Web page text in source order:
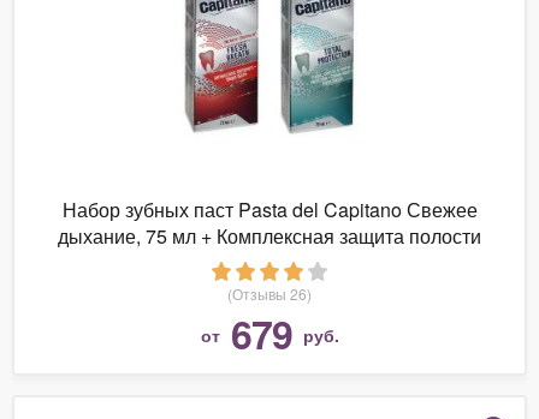
Набор зубных паст Pasta del Capitano Свежее
дыхание, 75 мл + Комплексная защита полости
рта, 75 мл
(Отзывы 26)
от 679 руб.